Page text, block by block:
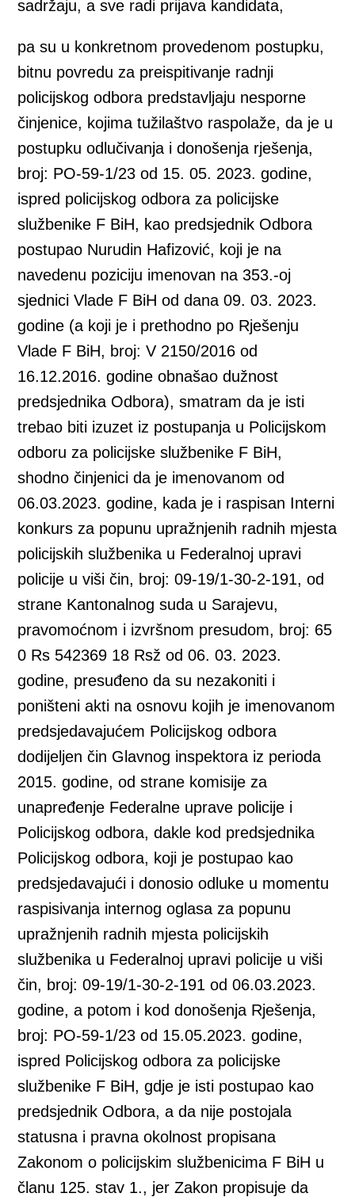
sadržaju, a sve radi prijava kandidata,
pa su u konkretnom provedenom postupku,
bitnu povredu za preispitivanje radnji
policijskog odbora predstavljaju nesporne
činjenice, kojima tužilaštvo raspolaže, da je u
postupku odlučivanja i donošenja rješenja,
broj: PO-59-1/23 od 15. 05. 2023. godine,
ispred policijskog odbora za policijske
službenike F BiH, kao predsjednik Odbora
postupao Nurudin Hafizović, koji je na
navedenu poziciju imenovan na 353.-oj
sjednici Vlade F BiH od dana 09. 03. 2023.
godine (a koji je i prethodno po Rješenju
Vlade F BiH, broj: V 2150/2016 od
16.12.2016. godine obnašao dužnost
predsjednika Odbora), smatram da je isti
trebao biti izuzet iz postupanja u Policijskom
odboru za policijske službenike F BiH,
shodno činjenici da je imenovanom od
06.03.2023. godine, kada je i raspisan Interni
konkurs za popunu upražnjenih radnih mjesta
policijskih službenika u Federalnoj upravi
policije u viši čin, broj: 09-19/1-30-2-191, od
strane Kantonalnog suda u Sarajevu,
pravomoćnom i izvršnom presudom, broj: 65
0 Rs 542369 18 Rsž od 06. 03. 2023.
godine, presuđeno da su nezakoniti i
poništeni akti na osnovu kojih je imenovanom
predsjedavajućem Policijskog odbora
dodijeljen čin Glavnog inspektora iz perioda
2015. godine, od strane komisije za
unapređenje Federalne uprave policije i
Policijskog odbora, dakle kod predsjednika
Policijskog odbora, koji je postupao kao
predsjedavajući i donosio odluke u momentu
raspisivanja internog oglasa za popunu
upražnjenih radnih mjesta policijskih
službenika u Federalnoj upravi policije u viši
čin, broj: 09-19/1-30-2-191 od 06.03.2023.
godine, a potom i kod donošenja Rješenja,
broj: PO-59-1/23 od 15.05.2023. godine,
ispred Policijskog odbora za policijske
službenike F BiH, gdje je isti postupao kao
predsjednik Odbora, a da nije postojala
statusna i pravna okolnost propisana
Zakonom o policijskim službenicima F BiH u
članu 125. stav 1., jer Zakon propisuje da